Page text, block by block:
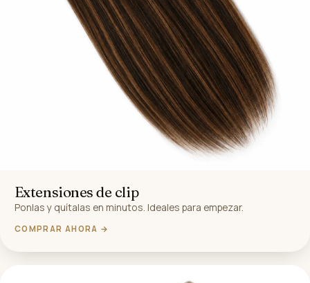
Extensiones de clip
Ponlas y quítalas en minutos. Ideales para empezar.
COMPRAR AHORA →